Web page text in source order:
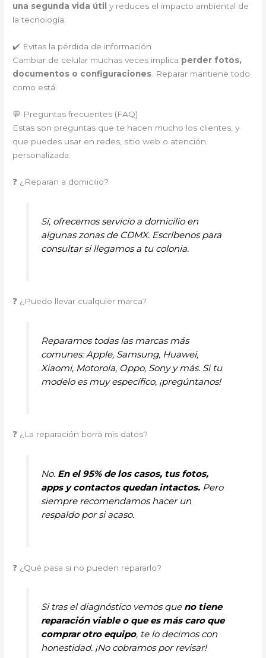
una segunda vida útil y reduces el impacto ambiental de
la tecnología.
✔️ Evitas la pérdida de información
Cambiar de celular muchas veces implica perder fotos,
documentos o configuraciones. Reparar mantiene todo
como está.
💬 Preguntas frecuentes (FAQ)
Estas son preguntas que te hacen mucho los clientes, y
que puedes usar en redes, sitio web o atención
personalizada:
❓ ¿Reparan a domicilio?
Sí, ofrecemos servicio a domicilio en
algunas zonas de CDMX. Escríbenos para
consultar si llegamos a tu colonia.
❓ ¿Puedo llevar cualquier marca?
Reparamos todas las marcas más
comunes: Apple, Samsung, Huawei,
Xiaomi, Motorola, Oppo, Sony y más. Si tu
modelo es muy específico, ¡pregúntanos!
❓ ¿La reparación borra mis datos?
No. En el 95% de los casos, tus fotos,
apps y contactos quedan intactos.Pero
siempre recomendamos hacer un
respaldo por si acaso.
❓ ¿Qué pasa si no pueden repararlo?
Si tras el diagnóstico vemos que no tiene
reparación viable o que es más caro que
comprar otro equipo, te lo decimos con
honestidad. ¡No cobramos por revisar!